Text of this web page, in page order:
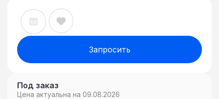
Запросить
Под заказ
Цена актуальна на 09.08.2026